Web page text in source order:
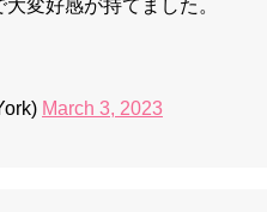
変好感が持てました。
March 3, 2023